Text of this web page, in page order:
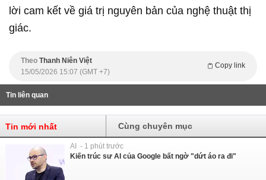
lời cam kết về giá trị nguyên bản của nghệ thuật thị
giác.
Theo Thanh Niên Việt
Copy link
15/05/2026 15:07 (GMT +7)
Tin liên quan
Tin mới nhất Cùng chuyên mục
AI - 1 phút trước
Kiến trúc sư AI của Google bất ngờ "dứt áo ra đi"